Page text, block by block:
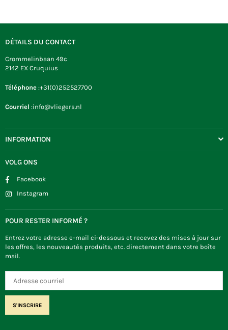
DÉTAILS DU CONTACT
Crommelinbaan 49c
2142 EX Cruquius
Téléphone :+31(0)252527700
Courriel :info@vliegers.nl
INFORMATION
VOLG ONS
Facebook
Instagram
POUR RESTER INFORMÉ ?
Entrez votre adresse e-mail ci-dessous et recevez des mises à jour sur
les offres, les nouveautés produits, etc. directement dans votre boîte
mail.
S'INSCRIRE